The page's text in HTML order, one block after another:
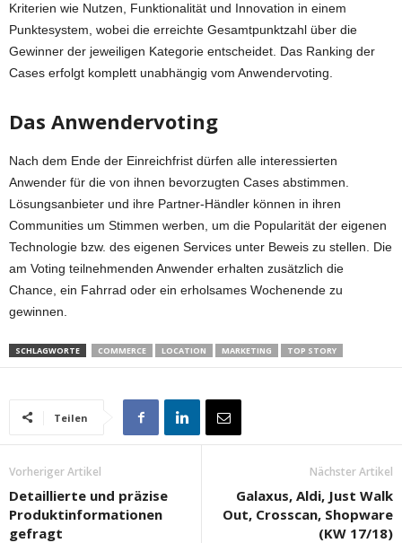
Kriterien wie Nutzen, Funktionalität und Innovation in einem
Punktesystem, wobei die erreichte Gesamtpunktzahl über die
Gewinner der jeweiligen Kategorie entscheidet. Das Ranking der
Cases erfolgt komplett unabhängig vom Anwendervoting.
Das Anwendervoting
Nach dem Ende der Einreichfrist dürfen alle interessierten
Anwender für die von ihnen bevorzugten Cases abstimmen.
Lösungsanbieter und ihre Partner-Händler können in ihren
Communities um Stimmen werben, um die Popularität der eigenen
Technologie bzw. des eigenen Services unter Beweis zu stellen. Die
am Voting teilnehmenden Anwender erhalten zusätzlich die
Chance, ein Fahrrad oder ein erholsames Wochenende zu
gewinnen.
SCHLAGWORTE COMMERCE LOCATION MARKETING TOP STORY
Teilen
Vorheriger Artikel
Detaillierte und präzise
Produktinformationen
gefragt
Nächster Artikel
Galaxus, Aldi, Just Walk
Out, Crosscan, Shopware
(KW 17/18)